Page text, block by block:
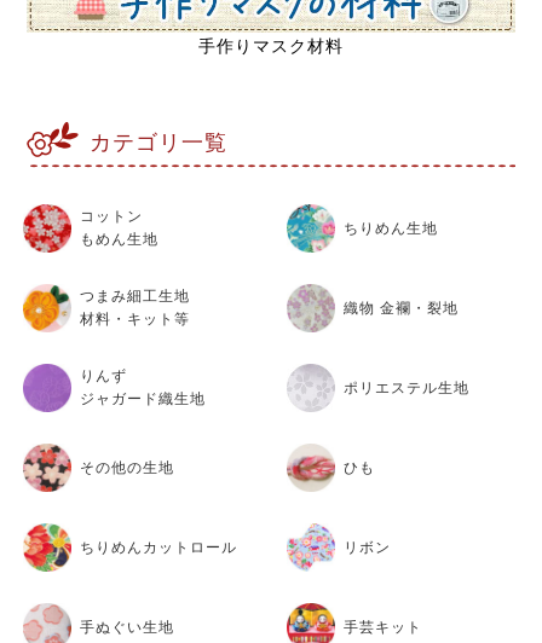
手作りマスク材料
カテゴリ一覧
コットン
もめん生地
ちりめん生地
つまみ細工生地
材料・キット等
織物 金襴・裂地
りんず
ジャガード織生地
ポリエステル生地
その他の生地 ひも
ちりめんカットロール リボン
手ぬぐい生地 手芸キット